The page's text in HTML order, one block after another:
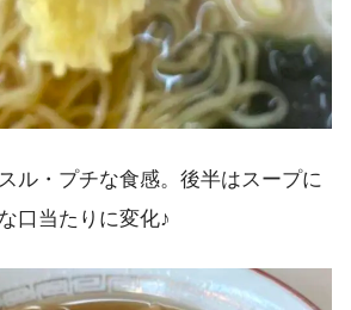
ル・プチな食感。後半はスープに
口当たりに変化♪